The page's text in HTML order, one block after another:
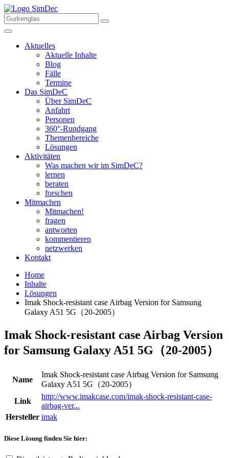
Aktuelles
Aktuelle Inhalte
Blog
Fälle
Termine
Das SimDeC
Über SimDeC
Anfahrt
Personen
360°-Rundgang
Themenbereiche
Lösungen
Aktivitäten
Was machen wir im SimDeC?
lernen
beraten
forschen
Mitmachen
Mitmachen!
fragen
antworten
kommentieren
netzwerken
Kontakt
Home
Inhalte
Lösungen
Imak Shock-resistant case Airbag Version for Samsung
Galaxy A51 5G（20-2005）
Imak Shock-resistant case Airbag Version
for Samsung Galaxy A51 5G（20-2005）
Name
Imak Shock-resistant case Airbag Version for Samsung
Galaxy A51 5G（20-2005）
Link
http://www.imakcase.com/imak-shock-resistant-case-
airbag-ver...
Hersteller imak
Diese Lösung finden Sie hier: